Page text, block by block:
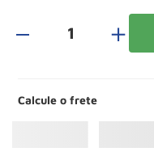
＋
Calcule o frete